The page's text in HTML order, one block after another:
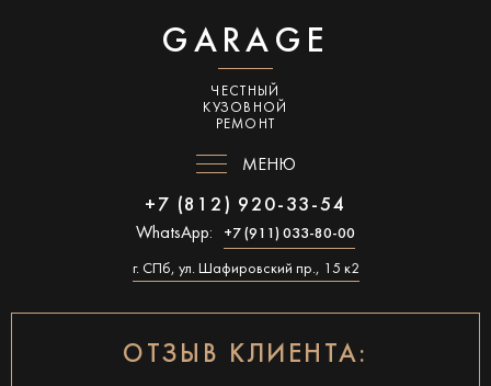
GARAGE
ЧЕСТНЫЙ
КУЗОВНОЙ
РЕМОНТ
МЕНЮ
+7 (812) 920-33-54
WhatsApp: +7 (911) 033-80-00
г. СПб, ул. Шафировский пр., 15 к2
ОТЗЫВ КЛИЕНТА: